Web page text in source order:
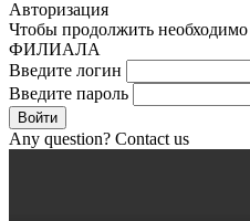
Авторизация
Чтобы продолжить
ФИЛИАЛА
Введите логин
Введите пароль
Войти
Any question? Contact us